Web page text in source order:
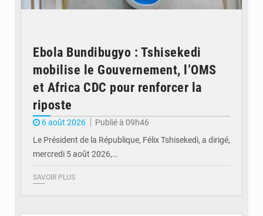
Ebola Bundibugyo : Tshisekedi
mobilise le Gouvernement, l’OMS
et Africa CDC pour renforcer la
riposte
6 août 2026
Publié à 09h46
Le Président de la République, Félix Tshisekedi, a dirigé,
mercredi 5 août 2026,…
SAVOIR PLUS